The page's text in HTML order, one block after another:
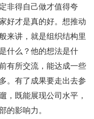
非得自己做才值得夸
好才是真的好。想推动
来讲，就是组织结构里
什么？他的想法是什
有所交流，能达成一些
。有了成果要走出去参
，既能展现公司水平，
的影响力。